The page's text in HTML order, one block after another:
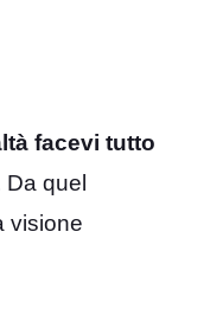
facevi tutto
Da quel
visione